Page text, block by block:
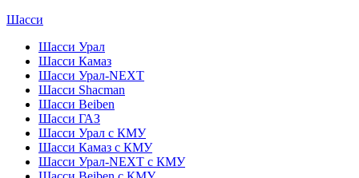
Шасси
Шасси Урал
Шасси Камаз
Шасси Урал-NEXT
Шасси Shacman
Шасси Beiben
Шасси ГАЗ
Шасси Урал с КМУ
Шасси Камаз с КМУ
Шасси Урал-NEXT с КМУ